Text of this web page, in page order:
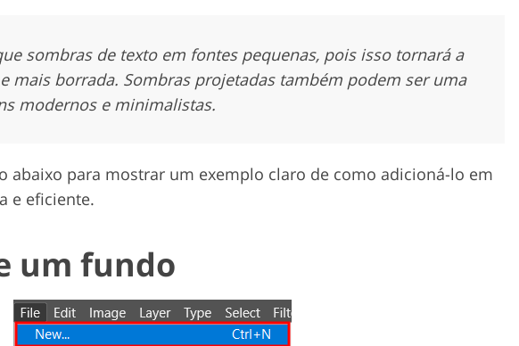
sombras de texto em fontes pequenas, pois isso tornará a
mais borrada. Sombras projetadas também podem ser uma
modernos e minimalistas.
abaixo para mostrar um exemplo claro de como adicioná-lo em
e eficiente.
um fundo